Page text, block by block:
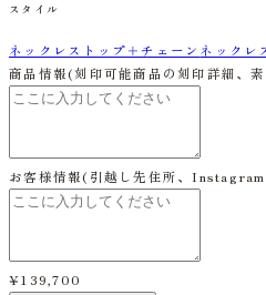
スタイル
ネックレストップ＋チェーン ネックレ
商品情報(刻印可能商品の刻印詳細、
お客様情報(引越し先住所、
¥139,700